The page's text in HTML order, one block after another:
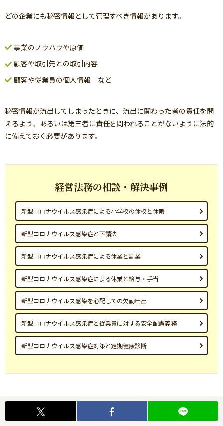
どの企業にも秘密情報として管理すべき情報があります。
事業のノウハウや原価
顧客や取引先との取引内容
顧客や従業員の個人情報 など
秘密情報が流出してしまったときに、流出に関わった者の責任を問
えるよう、あるいは第三者に責任を問われることがないように法的
に備えておく必要があります。
経営法務の相談・解決事例
新型コロナウイルス感染症による小学校の休校と休暇
新型コロナウイルス感染症と下請法
新型コロナウイルス感染症による休業と副業
新型コロナウイルス感染症による休業と給与・手当
新型コロナウイルス感染を心配しての欠勤申出
新型コロナウイルス感染症と従業員に対する安全配慮義務
新型コロナウイルス感染症対策と定期健康診断